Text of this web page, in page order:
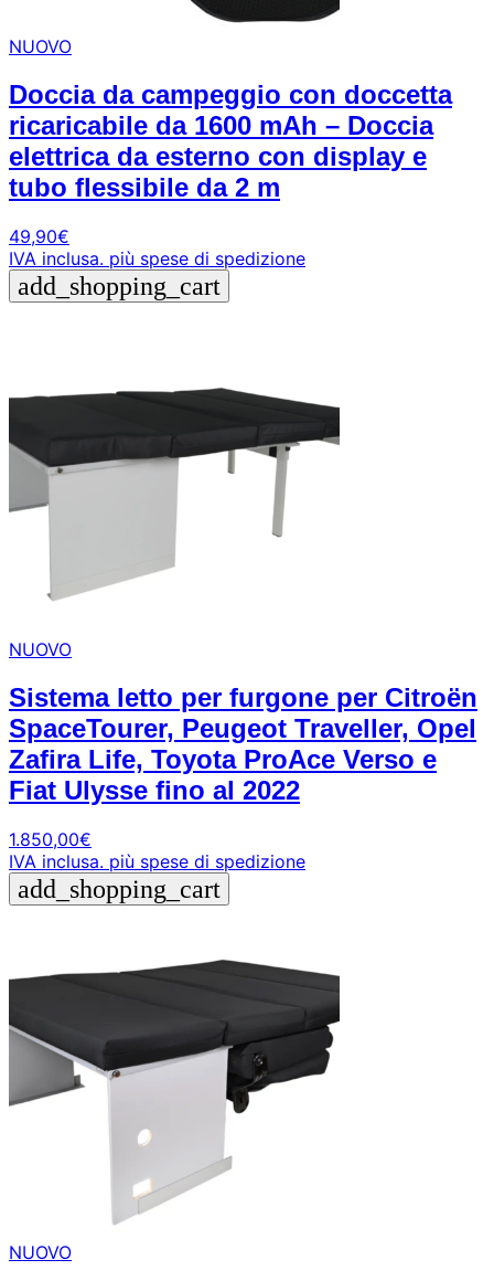
NUOVO
Doccia da campeggio con doccetta
ricaricabile da 1600 mAh – Doccia
elettrica da esterno con display e
tubo flessibile da 2 m
49,90€
IVA inclusa. più spese di spedizione
add_shopping_cart
NUOVO
Sistema letto per furgone per Citroën
SpaceTourer, Peugeot Traveller, Opel
Zafira Life, Toyota ProAce Verso e
Fiat Ulysse fino al 2022
1.850,00€
IVA inclusa. più spese di spedizione
add_shopping_cart
NUOVO